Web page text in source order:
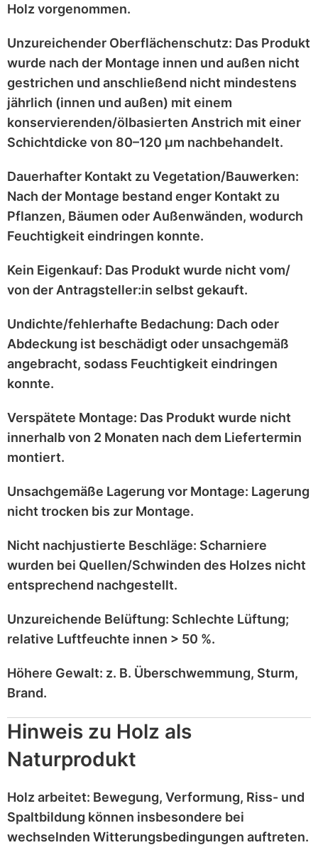
Holz vorgenommen.
Unzureichender Oberflächenschutz: Das Produkt
wurde nach der Montage innen und außen nicht
gestrichen und anschließend nicht mindestens
jährlich (innen und außen) mit einem
konservierenden/ölbasierten Anstrich mit einer
Schichtdicke von 80–120 μm nachbehandelt.
Dauerhafter Kontakt zu Vegetation/Bauwerken:
Nach der Montage bestand enger Kontakt zu
Pflanzen, Bäumen oder Außenwänden, wodurch
Feuchtigkeit eindringen konnte.
Kein Eigenkauf: Das Produkt wurde nicht vom/
von der Antragsteller:in selbst gekauft.
Undichte/fehlerhafte Bedachung: Dach oder
Abdeckung ist beschädigt oder unsachgemäß
angebracht, sodass Feuchtigkeit eindringen
konnte.
Verspätete Montage: Das Produkt wurde nicht
innerhalb von 2 Monaten nach dem Liefertermin
montiert.
Unsachgemäße Lagerung vor Montage: Lagerung
nicht trocken bis zur Montage.
Nicht nachjustierte Beschläge: Scharniere
wurden bei Quellen/Schwinden des Holzes nicht
entsprechend nachgestellt.
Unzureichende Belüftung: Schlechte Lüftung;
relative Luftfeuchte innen > 50 %.
Höhere Gewalt: z. B. Überschwemmung, Sturm,
Brand.
Hinweis zu Holz als
Naturprodukt
Holz arbeitet: Bewegung, Verformung, Riss- und
Spaltbildung können insbesondere bei
wechselnden Witterungsbedingungen auftreten.